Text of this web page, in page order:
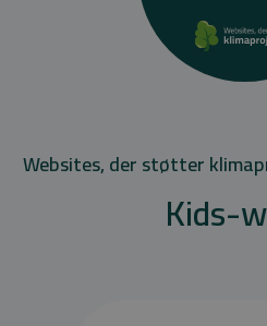
Websites, der støtter
Kids-